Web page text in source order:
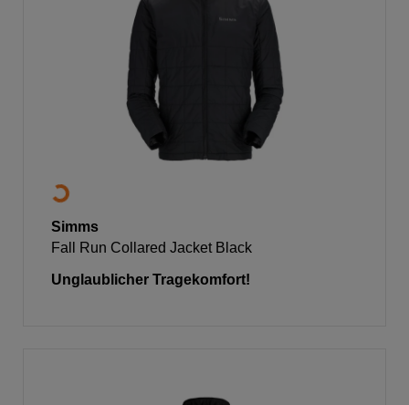
Simms
Fall Run Collared Jacket Black
Unglaublicher Tragekomfort!